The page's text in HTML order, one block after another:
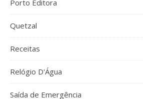
Porto Editora
Quetzal
Receitas
Relógio D'Água
Saída de Emergência